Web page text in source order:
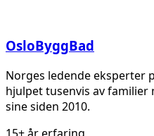
OsloByggBad
Norges ledende eksperter
hjulpet tusenvis av familier
sine siden 2010.
15+ år erfaring